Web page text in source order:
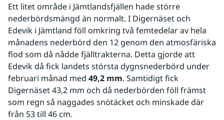
Ett litet område i Jämtlandsfjällen hade större
nederbördsmängd än normalt. I Digernäset och
Edevik i Jämtland föll omkring två femtedelar av hela
månadens nederbörd den 12 genom den atmosfäriska
flod som då nådde fjälltrakterna. Detta gjorde att
Edevik då fick landets största dygnsnederbörd under
februari månad med 49,2 mm. Samtidigt fick
Digernäset 43,2 mm och då nederbörden föll främst
som regn så naggades snötäcket och minskade där
från 53 till 46 cm.